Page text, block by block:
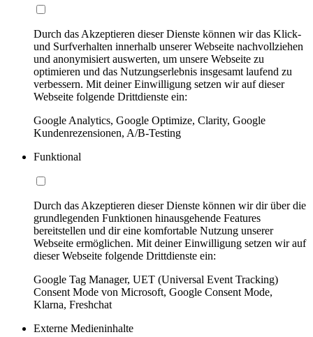
Durch das Akzeptieren dieser Dienste können wir das Klick-
und Surfverhalten innerhalb unserer Webseite nachvollziehen
und anonymisiert auswerten, um unsere Webseite zu
optimieren und das Nutzungserlebnis insgesamt laufend zu
verbessern. Mit deiner Einwilligung setzen wir auf dieser
Webseite folgende Drittdienste ein:
Google Analytics, Google Optimize, Clarity, Google
Kundenrezensionen, A/B-Testing
Funktional
Durch das Akzeptieren dieser Dienste können wir dir über die
grundlegenden Funktionen hinausgehende Features
bereitstellen und dir eine komfortable Nutzung unserer
Webseite ermöglichen. Mit deiner Einwilligung setzen wir auf
dieser Webseite folgende Drittdienste ein:
Google Tag Manager, UET (Universal Event Tracking)
Consent Mode von Microsoft, Google Consent Mode,
Klarna, Freshchat
Externe Medieninhalte